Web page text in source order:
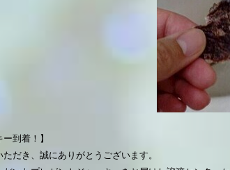
到着！】
だき、誠にありがとうございます。